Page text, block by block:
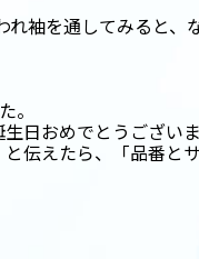
袖を通してみると、
。
日おめでとうござい
伝えたら、「品番と